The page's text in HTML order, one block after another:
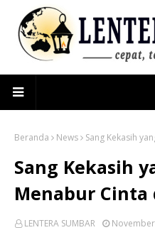
Beranda News Sang Kekasih
Sang Kekasih
Menabur Cinta
LENTERA SUMBAR